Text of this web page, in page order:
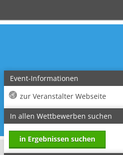
Event-Informationen
zur Veranstalter Webseite
In allen Wettbewerben suchen
in Ergebnissen suchen